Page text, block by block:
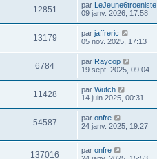
12851 par LeJeune6troeniste
09 janv. 2026, 17:58
13179 par jaffreric
05 nov. 2025, 17:13
6784 par Raycop
19 sept. 2025, 09:04
11428 par Wutch
14 juin 2025, 00:31
54587 par onfre
24 janv. 2025, 19:27
137016 par onfre